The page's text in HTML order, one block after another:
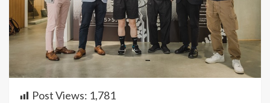
Post Views: 1,781